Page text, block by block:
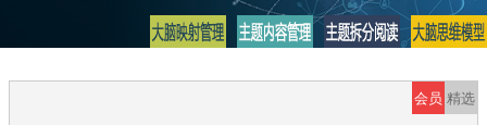
精选
会员